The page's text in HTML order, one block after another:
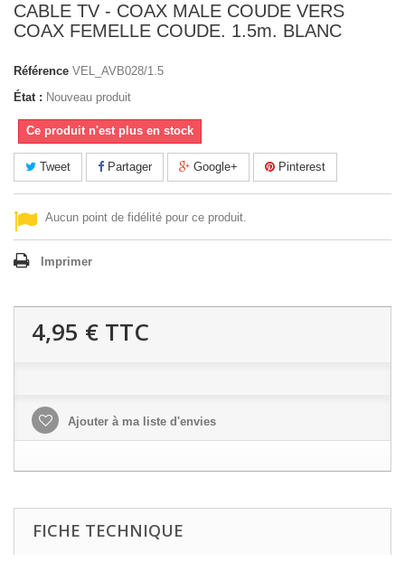
CABLE TV - COAX MALE COUDE VERS
COAX FEMELLE COUDE. 1.5m. BLANC
Référence VEL_AVB028/1.5
État : Nouveau produit
Ce produit n'est plus en stock
Tweet Partager Google+ Pinterest
Aucun point de fidélité pour ce produit.
Imprimer
4,95 € TTC
Ajouter à ma liste d'envies
FICHE TECHNIQUE